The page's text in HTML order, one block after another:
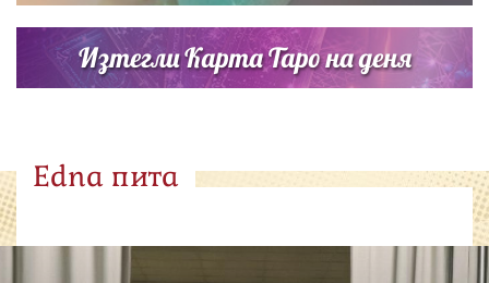
Изтегли Карта Таро на деня
Edna пита